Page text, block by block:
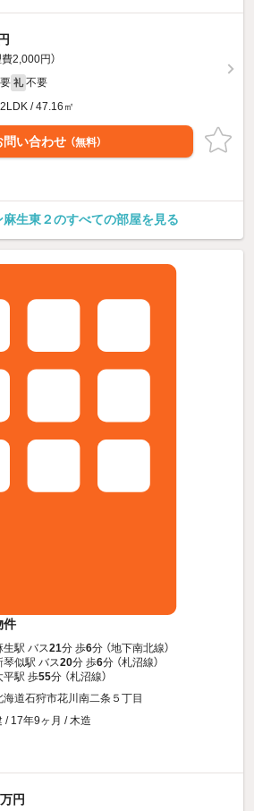
費2,000円）
礼 不要
/ 47.16㎡
問い合わせ （無料）
麻生東２のすべての部屋を見る
件
生駅 バス21分 歩6分 （地下南北線）
琴似駅 バス20分 歩6分 （札沼線）
平駅 歩55分 （札沼線）
海道石狩市花川南二条５丁目
/ 17年9ヶ月 / 木造
万円